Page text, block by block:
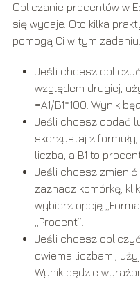
Obliczanie procentów w
się wydaje. Oto kilka
pomogą Ci w tym zadaniu:
Jeśli chcesz
względem drugiej,
=A1/B1*100. Wynik
Jeśli chcesz dodać
skorzystaj z formuły,
liczba, a B1 to
Jeśli chcesz
zaznacz komórkę,
wybierz opcję
„Procent”.
Jeśli chcesz
dwiema liczbami, użyj
Wynik będzie